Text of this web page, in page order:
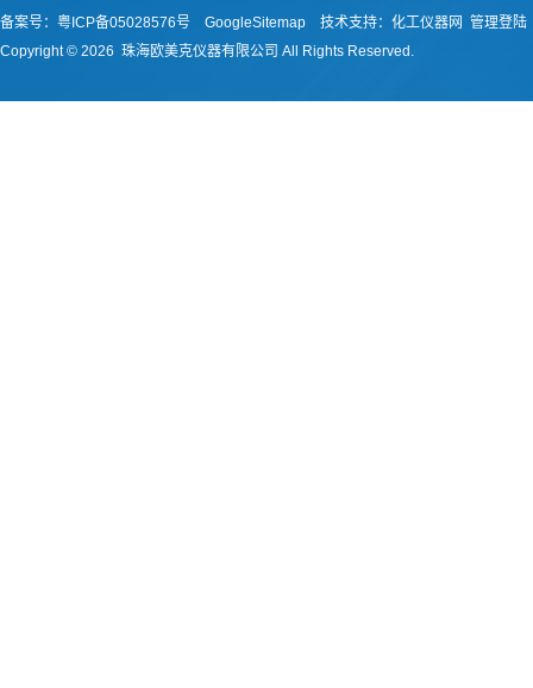
备案号： 粤ICP备05028576号 GoogleSitemap 技术支持： 化工仪器网 管理登陆
Copyright © 2026 珠海欧美克仪器有限公司 All Rights Reserved.